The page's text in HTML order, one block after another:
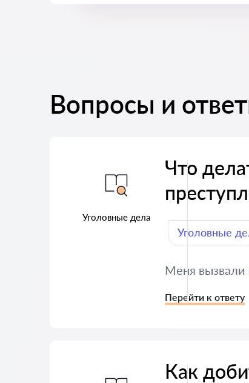
Вопросы и
Уголовные дела
Что
Уголовные
Меня вызвали
Перейти к ответу
Как